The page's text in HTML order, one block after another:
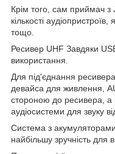
Крім того, сам приймач
кількості
тощо.
Ресивер UHF Завдяки
використання.
Для під'єднання
девайса для живлення,
стороною до ресивера, а
аудіосистеми для звуку
Система з
найбільшу зручність